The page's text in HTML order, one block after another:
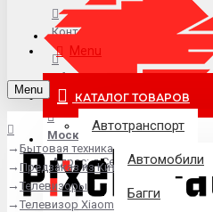
Контакты
info@pixel-trade.ru
Москва
Адрес: д.Серково, вл1А,
Menu
КАТАЛОГ ТОВАРОВ
Автотранспорт
Автомобили
Багги
Menu
Бытовая техника
Предзаказ из Китая
Телевизоры
Телевизор Xiaomi Mi TV S85